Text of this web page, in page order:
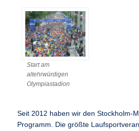
Start am
altehrwürdigen
Olympiastadion
Seit 2012 haben wir den Stockholm-
Programm. Die größte